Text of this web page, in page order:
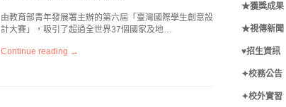
由教育部青年發展署主辦的第六屆「臺灣國際學生創意設
計大賽」，吸引了超過全世界37個國家及地…
Continue reading →
★獲獎成果
★視傳新聞
♥招生資訊
✦校務公告
✦校外實習